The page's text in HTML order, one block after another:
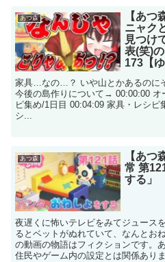
あつ森
【あつ
ニャク
見つけ
表(笑)
173【
家具…なの…？ いや山とかあるのに
今後の島作りについて→ 00:00:00 オ
ピ集め/1日目 00:04:09 家具・レシピ
シ...
あつ森
【あつ
常 第
する」
夜遅くに怖いテレビをみてジュース
るとベットがぬれていて、なんとお
の動画の物語はフィクションです。
住民やゲーム内の設定とは関係あり